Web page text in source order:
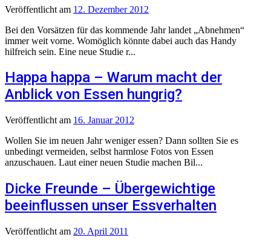
Veröffentlicht am 12. Dezember 2012
Bei den Vorsätzen für das kommende Jahr landet „Abnehmen“
immer weit vorne. Womöglich könnte dabei auch das Handy
hilfreich sein. Eine neue Studie r...
Happa happa – Warum macht der
Anblick von Essen hungrig?
Veröffentlicht am 16. Januar 2012
Wollen Sie im neuen Jahr weniger essen? Dann sollten Sie es
unbedingt vermeiden, selbst harmlose Fotos von Essen
anzuschauen. Laut einer neuen Studie machen Bil...
Dicke Freunde – Übergewichtige
beeinflussen unser Essverhalten
Veröffentlicht am 20. April 2011